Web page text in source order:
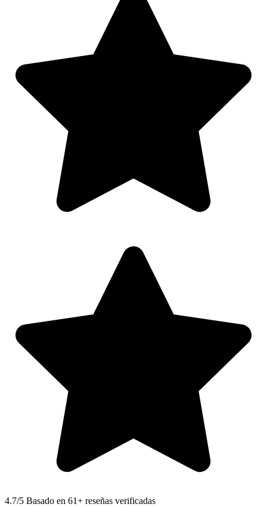
4.7/5 Basado en 61+ reseñas verificadas